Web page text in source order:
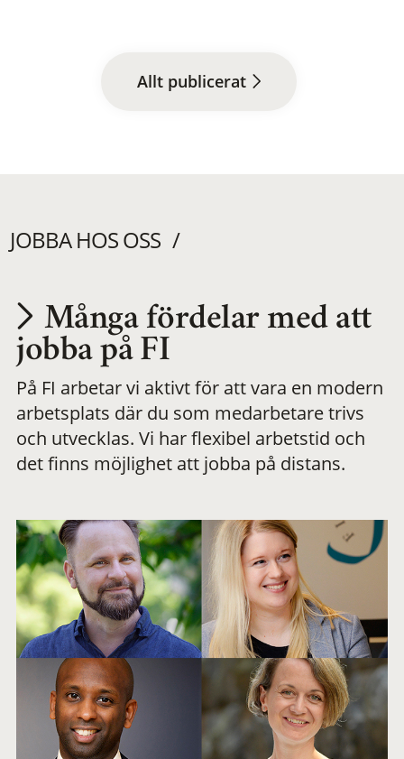
Allt publicerat
JOBBA HOS OSS
Utvecklas på en
meningsfull och
flexibel
Många fördelar med att
jobba på FI
På FI arbetar vi aktivt för att vara en modern
arbetsplats där du som medarbetare trivs
och utvecklas. Vi har flexibel arbetstid och
det finns möjlighet att jobba på distans.